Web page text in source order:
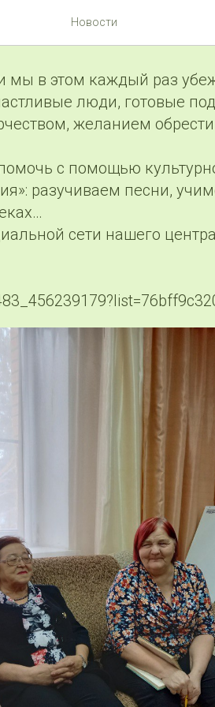
Новости
- всегда!
мы в этом каждый раз
люди, готовые
желанием
с помощью
разучиваем песни,
сети нашего